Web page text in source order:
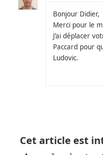
Bonjour Didier,
Merci pour le
J’ai déplacer
Paccard pour
Ludovic.
Cet article est